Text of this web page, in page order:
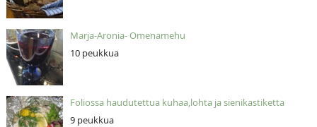
Marja-Aronia- Omenamehu
10 peukkua
Foliossa haudutettua kuhaa,lohta ja sienikastiketta
9 peukkua